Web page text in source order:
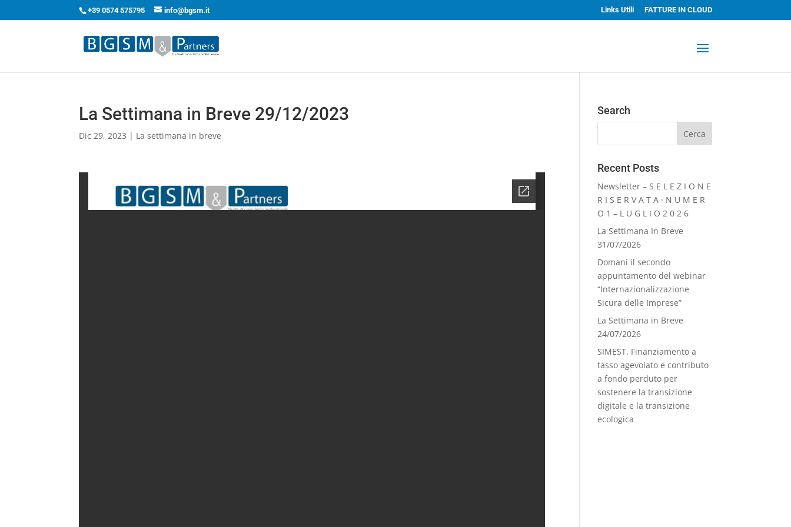
+39 0574 575795 info@bgsm.it Links Utili FATTURE IN CLOUD
La Settimana in Breve 29/12/2023
Dic 29, 2023 | La settimana in breve
Search
Recent Posts
Newsletter – S E L E Z I O N E
R I S E R V A T A · N U M E R
O 1 – L U G L I O 2 0 2 6
La Settimana In Breve
31/07/2026
Domani il secondo
appuntamento del webinar
“Internazionalizzazione
Sicura delle Imprese”
La Settimana in Breve
24/07/2026
SIMEST. Finanziamento a
tasso agevolato e contributo
a fondo perduto per
sostenere la transizione
digitale e la transizione
ecologica